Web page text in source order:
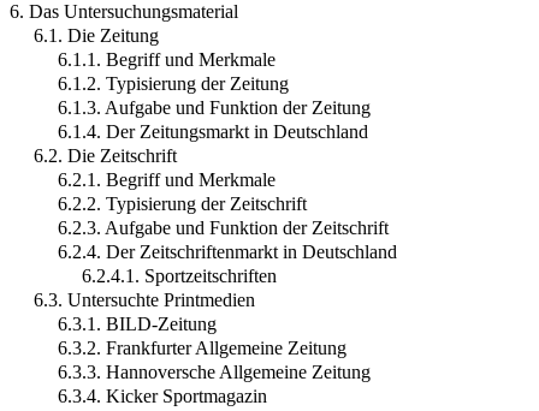
6. Das Untersuchungsmaterial
6.1. Die Zeitung
6.1.1. Begriff und Merkmale
6.1.2. Typisierung der Zeitung
6.1.3. Aufgabe und Funktion der Zeitung
6.1.4. Der Zeitungsmarkt in Deutschland
6.2. Die Zeitschrift
6.2.1. Begriff und Merkmale
6.2.2. Typisierung der Zeitschrift
6.2.3. Aufgabe und Funktion der Zeitschrift
6.2.4. Der Zeitschriftenmarkt in Deutschland
6.2.4.1. Sportzeitschriften
6.3. Untersuchte Printmedien
6.3.1. BILD-Zeitung
6.3.2. Frankfurter Allgemeine Zeitung
6.3.3. Hannoversche Allgemeine Zeitung
6.3.4. Kicker Sportmagazin